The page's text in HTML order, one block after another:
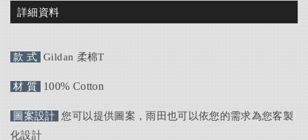
詳細資料
款 式 Gildan 柔棉T
材 質 100% Cotton
圖案設計您可以提供圖案，雨田也可以依您的需求為您客製
化設計